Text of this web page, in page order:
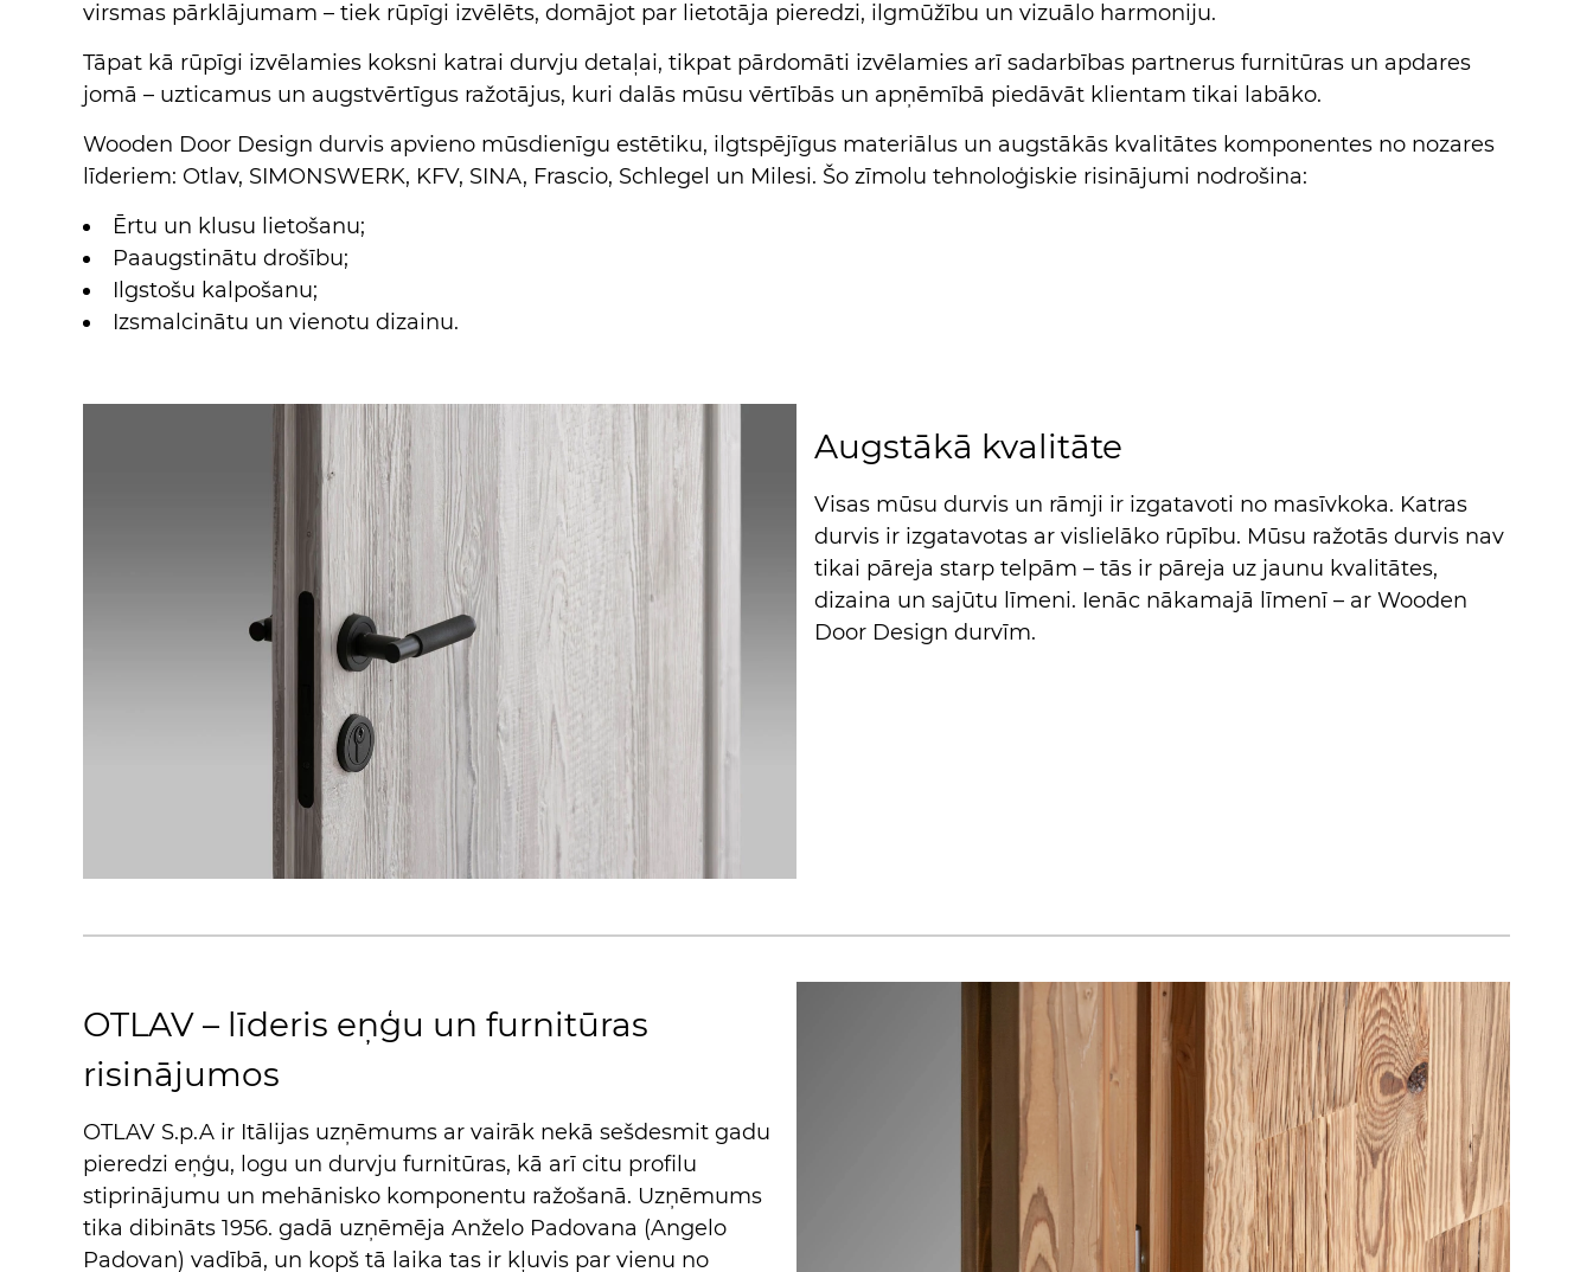
virsmas pārklājumam – tiek rūpīgi izvēlēts, domājot par lietotāja pieredzi, ilgmūžību un vizuālo harmoniju.
Tāpat kā rūpīgi izvēlamies koksni katrai durvju detaļai, tikpat pārdomāti izvēlamies arī sadarbības partnerus furnitūras un apdares
jomā – uzticamus un augstvērtīgus ražotājus, kuri dalās mūsu vērtībās un apņēmībā piedāvāt klientam tikai labāko.
Wooden Door Design durvis apvieno mūsdienīgu estētiku, ilgtspējīgus materiālus un augstākās kvalitātes komponentes no nozares
līderiem: Otlav, SIMONSWERK, KFV, SINA, Frascio, Schlegel un Milesi. Šo zīmolu tehnoloģiskie risinājumi nodrošina:
Ērtu un klusu lietošanu;
Paaugstinātu drošību;
Ilgstošu kalpošanu;
Izsmalcinātu un vienotu dizainu.
Augstākā kvalitāte
Visas mūsu durvis un rāmji ir izgatavoti no masīvkoka. Katras
durvis ir izgatavotas ar vislielāko rūpību. Mūsu ražotās durvis nav
tikai pāreja starp telpām – tās ir pāreja uz jaunu kvalitātes,
dizaina un sajūtu līmeni. Ienāc nākamajā līmenī – ar Wooden
Door Design durvīm.
OTLAV – līderis eņģu un furnitūras
risinājumos
OTLAV S.p.A ir Itālijas uzņēmums ar vairāk nekā sešdesmit gadu
pieredzi eņģu, logu un durvju furnitūras, kā arī citu profilu
stiprinājumu un mehānisko komponentu ražošanā. Uzņēmums
tika dibināts 1956. gadā uzņēmēja Anželo Padovana (Angelo
Padovan) vadībā, un kopš tā laika tas ir kļuvis par vienu no